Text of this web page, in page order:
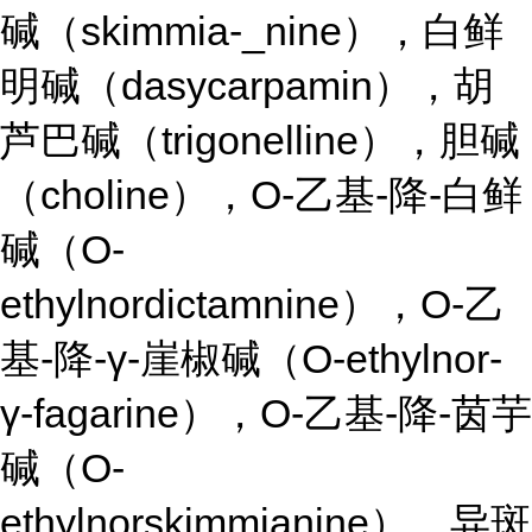
碱（skimmia-_nine），白鲜
明碱（dasycarpamin），胡
芦巴碱（trigonelline），胆碱
（choline），O-乙基-降-白鲜
碱（O-
ethylnordictamnine），O-乙
基-降-γ-崖椒碱（O-ethylnor-
γ-fagarine），O-乙基-降-茵芋
碱（O-
ethylnorskimmianine），异斑